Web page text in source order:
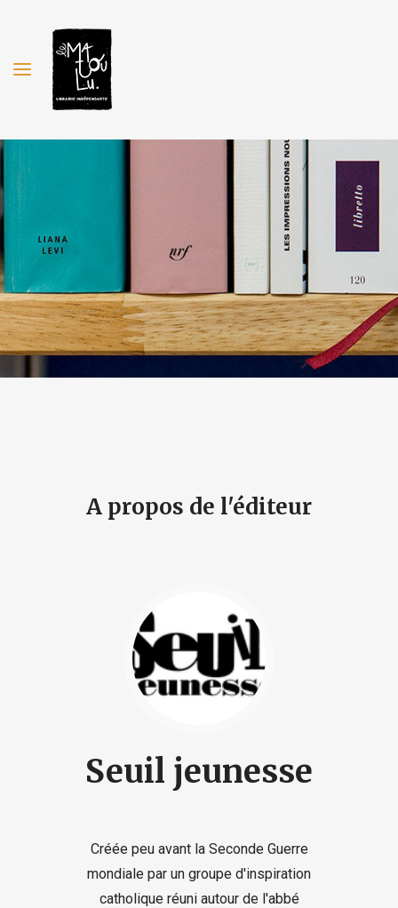
A propos de l'éditeur
Seuil jeunesse
Créée peu avant la Seconde Guerre
mondiale par un groupe d'inspiration
catholique réuni autour de l'abbé